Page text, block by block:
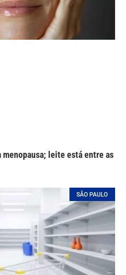
menopausa; leite está entre as
SÃO PAULO